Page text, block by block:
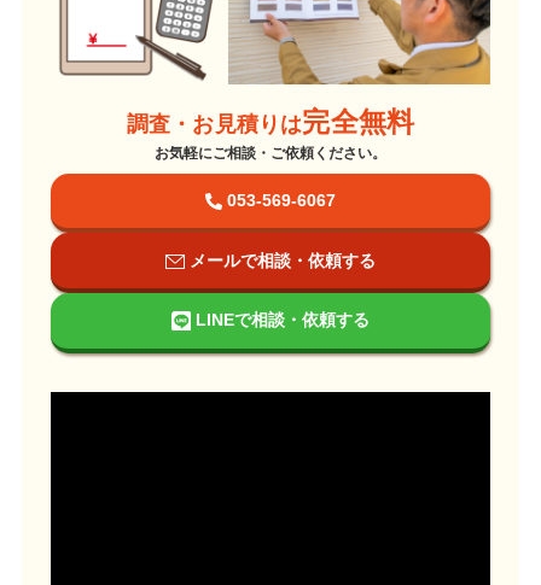
調査・お見積りは完全無料
お気軽にご相談・ご依頼ください。
053-569-6067
メールで相談・依頼する
LINEで相談・依頼する